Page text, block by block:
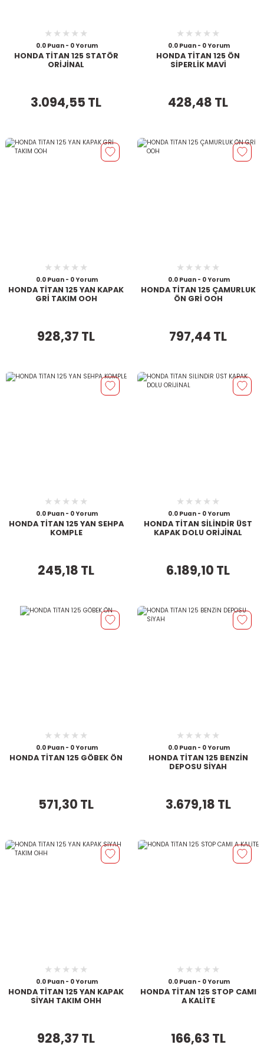
0.0 Puan - 0 Yorum
HONDA TİTAN 125 STATÖR
ORİJİNAL
3.094,55 TL
0.0 Puan - 0 Yorum
HONDA TİTAN 125 ÖN
SİPERLİK MAVİ
428,48 TL
0.0 Puan - 0 Yorum
HONDA TİTAN 125 YAN KAPAK
GRİ TAKIM OOH
928,37 TL
0.0 Puan - 0 Yorum
HONDA TİTAN 125 ÇAMURLUK
ÖN GRİ OOH
797,44 TL
0.0 Puan - 0 Yorum
HONDA TİTAN 125 YAN SEHPA
KOMPLE
245,18 TL
0.0 Puan - 0 Yorum
HONDA TİTAN SİLİNDİR ÜST
KAPAK DOLU ORİJİNAL
6.189,10 TL
0.0 Puan - 0 Yorum
HONDA TİTAN 125 GÖBEK ÖN
571,30 TL
0.0 Puan - 0 Yorum
HONDA TİTAN 125 BENZİN
DEPOSU SİYAH
3.679,18 TL
0.0 Puan - 0 Yorum
HONDA TİTAN 125 YAN KAPAK
SİYAH TAKIM OHH
928,37 TL
0.0 Puan - 0 Yorum
HONDA TİTAN 125 STOP CAMI
A KALİTE
166,63 TL